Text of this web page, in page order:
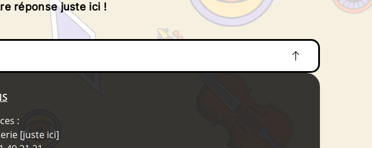
réponse juste ici !
:
[juste ici]